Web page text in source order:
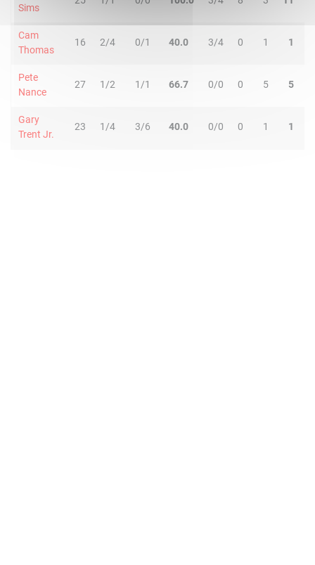
Sims
Cam
Thomas
16 2/4 0/1 40.0 3/4 0 1 1
Pete
Nance
27 1/2 1/1 66.7 0/0 0 5 5
Gary
Trent Jr.
23 1/4 3/6 40.0 0/0 0 1 1